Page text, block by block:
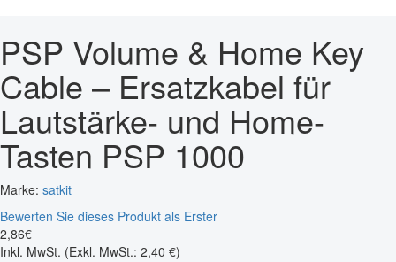
PSP Volume & Home Key
Cable – Ersatzkabel für
Lautstärke- und Home-
Tasten PSP 1000
Marke: satkit
Bewerten Sie dieses Produkt als Erster
2,86€
Inkl. MwSt. (Exkl. MwSt.: 2,40 €)